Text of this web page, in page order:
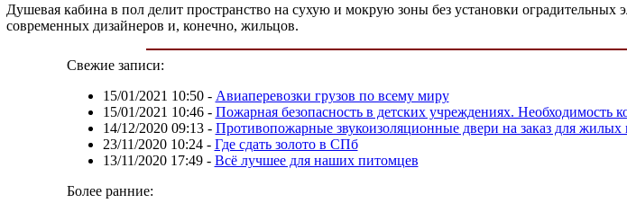
Душевая кабина в пол делит пространство на сухую и мокрую зоны без установки оградительных
современных дизайнеров и, конечно, жильцов.
Свежие записи:
15/01/2021 10:50- Авиаперевозки грузов по всему миру
15/01/2021 10:46- Пожарная безопасность в детских учреждениях. Необходимость
14/12/2020 09:13- Противопожарные звукоизоляционные двери на заказ для
23/11/2020 10:24- Где сдать золото в СПб
13/11/2020 17:49- Всё лучшее для наших питомцев
Более ранние: